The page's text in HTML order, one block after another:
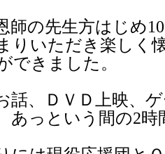
師の先生方はじめ
りいただき楽しく
できました。
話、ＤＶＤ上映、
あっという間の2時